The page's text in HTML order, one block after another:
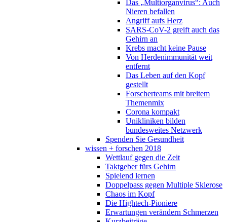
Das „Multiorganvirus“: Auch
Nieren befallen
Angriff aufs Herz
SARS-CoV-2 greift auch das
Gehirn an
Krebs macht keine Pause
Von Herdenimmunität weit
entfernt
Das Leben auf den Kopf
gestellt
Forscherteams mit breitem
Themenmix
Corona kompakt
Unikliniken bilden
bundesweites Netzwerk
Spenden Sie Gesundheit
wissen + forschen 2018
Wettlauf gegen die Zeit
Taktgeber fürs Gehirn
Spielend lernen
Doppelpass gegen Multiple Sklerose
Chaos im Kopf
Die Hightech-Pioniere
Erwartungen verändern Schmerzen